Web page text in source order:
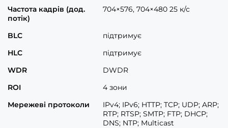
Частота кадрів (дод.
потік)
704×576, 704×480 25 к/с
BLC
підтримує
HLC
підтримує
WDR
DWDR
ROI
4 зони
Мережеві протоколи
IPv4; IPv6; HTTP; TCP; UDP; ARP;
RTP; RTSP; SMTP; FTP; DHCP;
DNS; NTP; Multicast